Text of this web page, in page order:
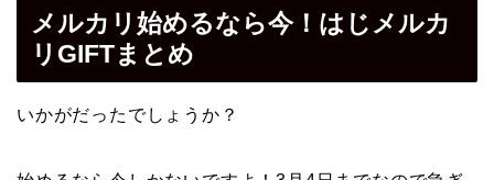
メルカリ始めるなら今！はじメルカ
リGIFTまとめ
いかがだったでしょうか？